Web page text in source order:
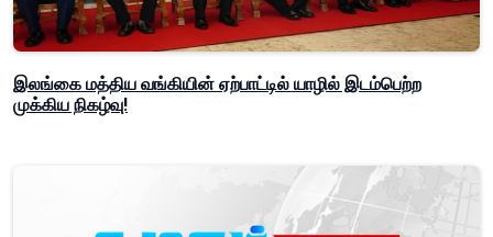
இலங்கை மத்திய வங்கியின் ஏற்பாட்டில் யாழில் இடம்பெற்ற
முக்கிய நிகழ்வு!